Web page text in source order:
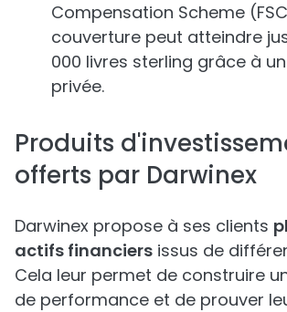
Compensation Scheme
couverture peut atteindre
000 livres sterling grâce à
privée.
Produits
offerts par Darwinex
Darwinex propose à ses clients
actifs financiers issus de
Cela leur permet de construire
de performance et de prouver